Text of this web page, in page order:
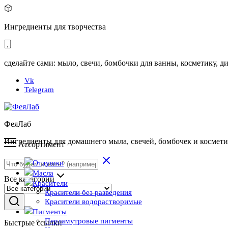
Ингредиенты для творчества
сделайте сами: мыло, свечи, бомбочки для ванны, косметику,
Vk
Telegram
ФеяЛаб
Ингредиенты для домашнего мыла, свечей, бомбочек и
Все категории
Быстрые ссылки
Ассортимент
Отдушки
Масла
Красители
Красители без разведения
Красители водорастворимые
Пигменты
Перламутровые пигменты